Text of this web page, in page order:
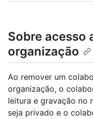
Sobre acesso
organização
Ao remover um
organização, o
leitura e gravação no
seja privado e o